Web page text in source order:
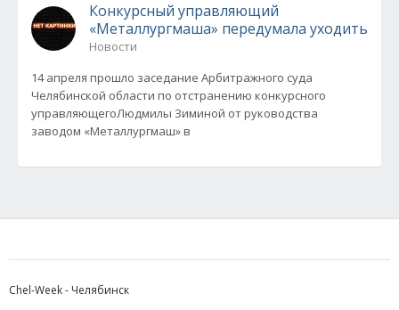
Конкурсный управляющий
«Металлургмаша» передумала уходить
Новости
14 апреля прошло заседание Арбитражного суда
Челябинской области по отстранению конкурсного
управляющегоЛюдмилы Зиминой от руководства
заводом «Металлургмаш» в
Chel-Week - Челябинск